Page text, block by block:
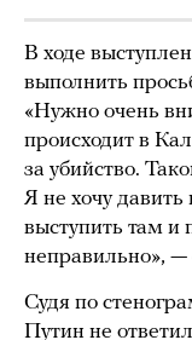
В ходе
выполнить
«Нужно очень
происходит в
за убийство.
Я не хочу давить
выступить там и
неправильно», —
Судя по
Путин не